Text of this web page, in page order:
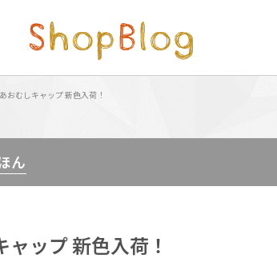
おむしキャップ 新色入荷！
ん
ップ 新色入荷！